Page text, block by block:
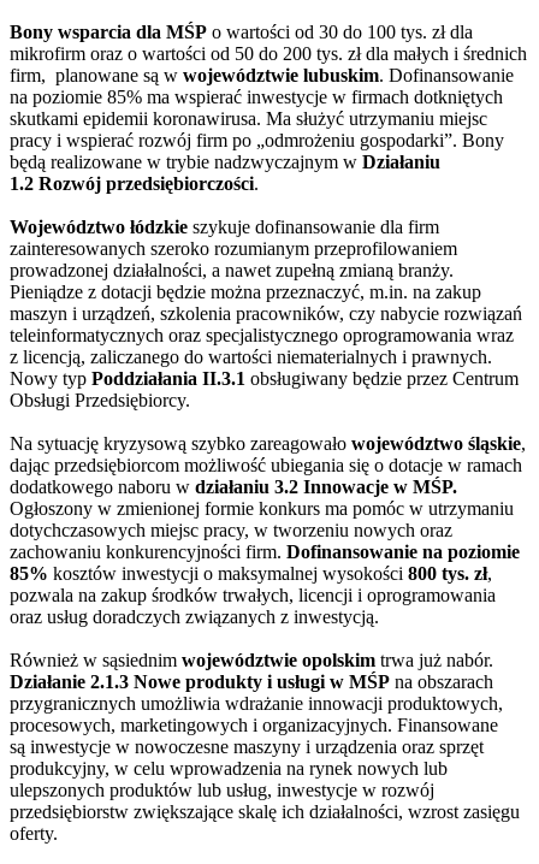
Bony wsparcia dla MŚP o wartości od 30 do 100 tys. zł dla
mikrofirm oraz o wartości od 50 do 200 tys. zł dla małych i średnich
firm, planowane są w województwie lubuskim. Dofinansowanie
na poziomie 85% ma wspierać inwestycje w firmach dotkniętych
skutkami epidemii koronawirusa. Ma służyć utrzymaniu miejsc
pracy i wspierać rozwój firm po „odmrożeniu gospodarki”. Bony
będą realizowane w trybie nadzwyczajnym w Działaniu
1.2 Rozwój przedsiębiorczości.
Województwo łódzkie szykuje dofinansowanie dla firm
zainteresowanych szeroko rozumianym przeprofilowaniem
prowadzonej działalności, a nawet zupełną zmianą branży.
Pieniądze z dotacji będzie można przeznaczyć, m.in. na zakup
maszyn i urządzeń, szkolenia pracowników, czy nabycie rozwiązań
teleinformatycznych oraz specjalistycznego oprogramowania wraz
z licencją, zaliczanego do wartości niematerialnych i prawnych.
Nowy typ Poddziałania II.3.1 obsługiwany będzie przez Centrum
Obsługi Przedsiębiorcy.
Na sytuację kryzysową szybko zareagowało województwo śląskie,
dając przedsiębiorcom możliwość ubiegania się o dotacje w ramach
dodatkowego naboru w działaniu 3.2 Innowacje w MŚP.
Ogłoszony w zmienionej formie konkurs ma pomóc w utrzymaniu
dotychczasowych miejsc pracy, w tworzeniu nowych oraz
zachowaniu konkurencyjności firm. Dofinansowanie na poziomie
85% kosztów inwestycji o maksymalnej wysokości 800 tys. zł,
pozwala na zakup środków trwałych, licencji i oprogramowania
oraz usług doradczych związanych z inwestycją.
Również w sąsiednim województwie opolskim trwa już nabór.
Działanie 2.1.3 Nowe produkty i usługi w MŚP na obszarach
przygranicznych umożliwia wdrażanie innowacji produktowych,
procesowych, marketingowych i organizacyjnych. Finansowane
są inwestycje w nowoczesne maszyny i urządzenia oraz sprzęt
produkcyjny, w celu wprowadzenia na rynek nowych lub
ulepszonych produktów lub usług, inwestycje w rozwój
przedsiębiorstw zwiększające skalę ich działalności, wzrost zasięgu
oferty.